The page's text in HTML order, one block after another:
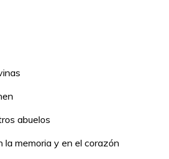
abuelos
memoria y en el corazón